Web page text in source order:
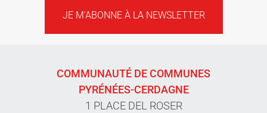
JE M'ABONNE À LA NEWSLETTER
COMMUNAUTÉ DE COMMUNES
PYRÉNÉES-CERDAGNE
1 PLACE DEL ROSER